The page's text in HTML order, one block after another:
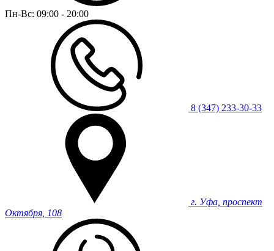
Пн-Вс: 09:00 - 20:00
8 (347) 233-30-33
г. Уфа, проспект
Октября, 108